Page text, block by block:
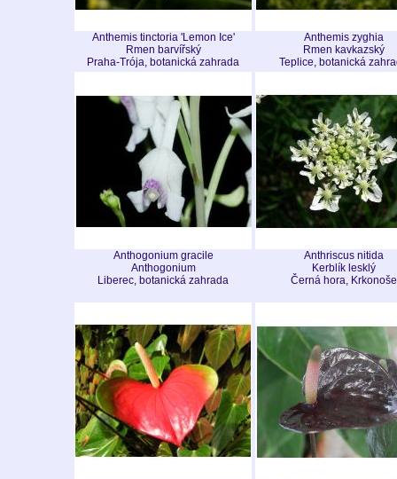
Anthemis tinctoria 'Lemon Ice'
Rmen barvířský
Praha-Trója, botanická zahrada
Anthemis zyghia
Rmen kavkazský
Teplice, botanická
Anthogonium gracile
Anthogonium
Liberec, botanická zahrada
Anthriscus nitida
Kerblík lesklý
Černá hora, Krkonoše